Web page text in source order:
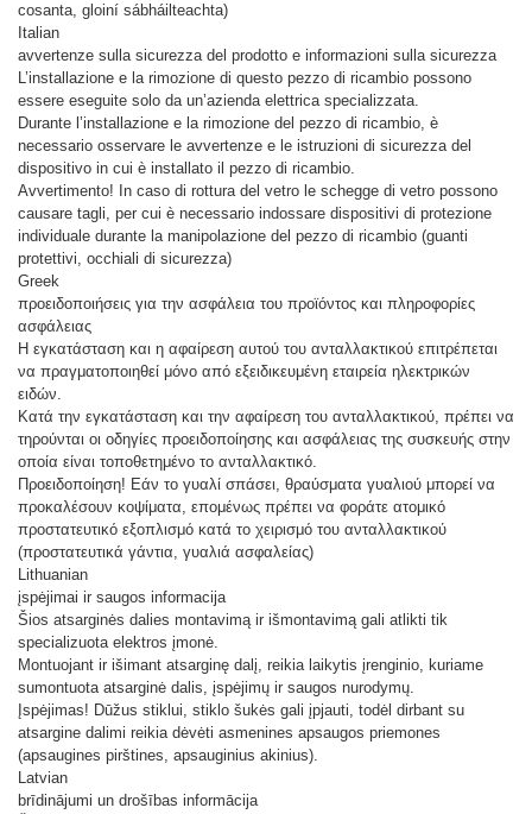
cosanta, gloiní sábháilteachta)
Italian
avvertenze sulla sicurezza del prodotto e informazioni sulla sicurezza
L’installazione e la rimozione di questo pezzo di ricambio possono
essere eseguite solo da un’azienda elettrica specializzata.
Durante l’installazione e la rimozione del pezzo di ricambio, è
necessario osservare le avvertenze e le istruzioni di sicurezza del
dispositivo in cui è installato il pezzo di ricambio.
Avvertimento! In caso di rottura del vetro le schegge di vetro possono
causare tagli, per cui è necessario indossare dispositivi di protezione
individuale durante la manipolazione del pezzo di ricambio (guanti
protettivi, occhiali di sicurezza)
Greek
προειδοποιήσεις για την ασφάλεια του προϊόντος και πληροφορίες
ασφάλειας
Η εγκατάσταση και η αφαίρεση αυτού του ανταλλακτικού επιτρέπεται
να πραγματοποιηθεί μόνο από εξειδικευμένη εταιρεία ηλεκτρικών
ειδών.
Κατά την εγκατάσταση και την αφαίρεση του ανταλλακτικού, πρέπει να
τηρούνται οι οδηγίες προειδοποίησης και ασφάλειας της συσκευής στην
οποία είναι τοποθετημένο το ανταλλακτικό.
Προειδοποίηση! Εάν το γυαλί σπάσει, θραύσματα γυαλιού μπορεί να
προκαλέσουν κοψίματα, επομένως πρέπει να φοράτε ατομικό
προστατευτικό εξοπλισμό κατά το χειρισμό του ανταλλακτικού
(προστατευτικά γάντια, γυαλιά ασφαλείας)
Lithuanian
įspėjimai ir saugos informacija
Šios atsarginės dalies montavimą ir išmontavimą gali atlikti tik
specializuota elektros įmonė.
Montuojant ir išimant atsarginę dalį, reikia laikytis įrenginio, kuriame
sumontuota atsarginė dalis, įspėjimų ir saugos nurodymų.
Įspėjimas! Dūžus stiklui, stiklo šukės gali įpjauti, todėl dirbant su
atsargine dalimi reikia dėvėti asmenines apsaugos priemones
(apsaugines pirštines, apsauginius akinius).
Latvian
brīdinājumi un drošības informācija